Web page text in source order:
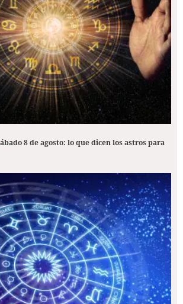
8 de agosto: lo que dicen los astros para